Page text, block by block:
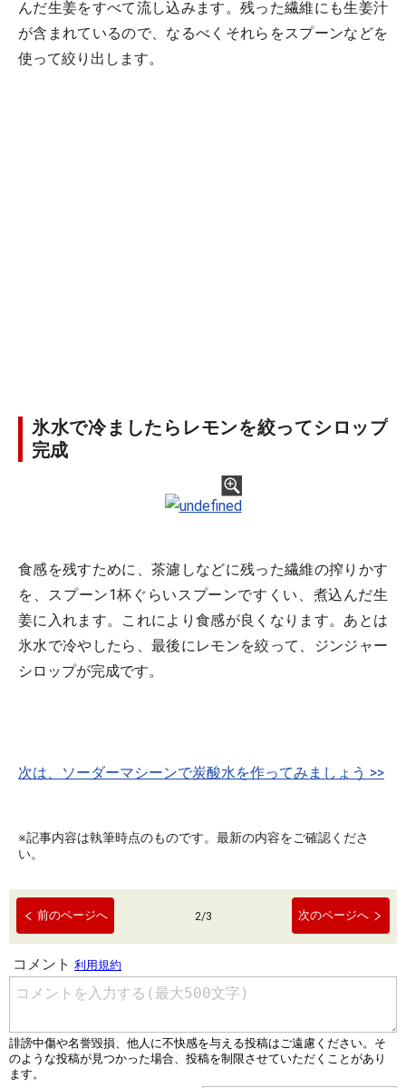
んだ生姜をすべて流し込みます。残った繊維にも生姜汁
が含まれているので、なるべくそれらをスプーンなどを
使って絞り出します。
氷水で冷ましたらレモンを絞ってシロップ
完成
食感を残すために、茶濾しなどに残った繊維の搾りかす
を、スプーン1杯ぐらいスプーンですくい、煮込んだ生
姜に入れます。これにより食感が良くなります。あとは
氷水で冷やしたら、最後にレモンを絞って、ジンジャー
シロップが完成です。
次は、ソーダーマシーンで炭酸水を作ってみましょう >>
※記事内容は執筆時点のものです。最新の内容をご確認くださ
い。
前のページへ 2/3 次のページへ